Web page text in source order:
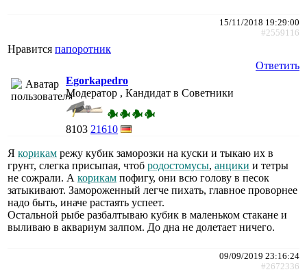
15/11/2018 19:29:00
#2559116
Нравится папоротник
Ответить
Egorkapedro
Модератор , Кандидат в Советники
8103 21610
Я корикам режу кубик заморозки на куски и тыкаю их в
грунт, слегка присыпая, чтоб родостомусы, анцики и тетры
не сожрали. А корикам пофигу, они всю голову в песок
затыкивают. Замороженный легче пихать, главное проворнее
надо быть, иначе растаять успеет.
Остальной рыбе разбалтываю кубик в маленьком стакане и
выливаю в аквариум залпом. До дна не долетает ничего.
09/09/2019 23:16:24
#2672336